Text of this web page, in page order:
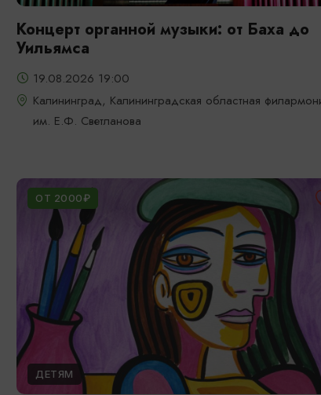
Концерт органной музыки: от Баха до
Уильямса
19.08.2026 19:00
Калининград, Калининградская областная
им. Е.Ф. Светланова
ОТ 2000₽
ДЕТЯМ